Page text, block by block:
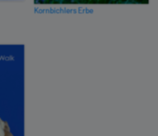
Kornbichlers Erbe